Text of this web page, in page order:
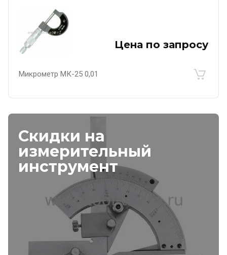
Цена по запросу
Микрометр МК-25 0,01
Скидки на
измерительный
инструмент